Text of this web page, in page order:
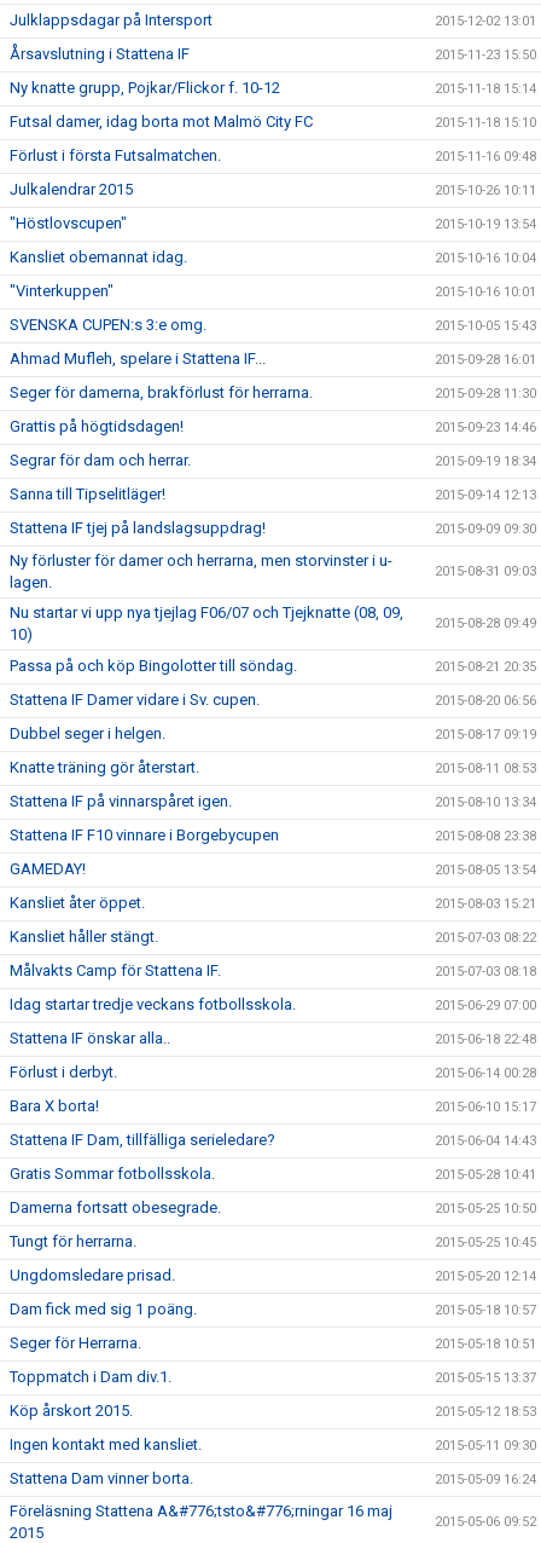
Julklappsdagar på Intersport 2015-12-02 13:01
Årsavslutning i Stattena IF 2015-11-23 15:50
Ny knatte grupp, Pojkar/Flickor f. 10-12 2015-11-18 15:14
Futsal damer, idag borta mot Malmö City FC 2015-11-18 15:10
Förlust i första Futsalmatchen. 2015-11-16 09:48
Julkalendrar 2015 2015-10-26 10:11
"Höstlovscupen" 2015-10-19 13:54
Kansliet obemannat idag. 2015-10-16 10:04
"Vinterkuppen" 2015-10-16 10:01
SVENSKA CUPEN:s 3:e omg. 2015-10-05 15:43
Ahmad Mufleh, spelare i Stattena IF... 2015-09-28 16:01
Seger för damerna, brakförlust för herrarna. 2015-09-28 11:30
Grattis på högtidsdagen! 2015-09-23 14:46
Segrar för dam och herrar. 2015-09-19 18:34
Sanna till Tipselitläger! 2015-09-14 12:13
Stattena IF tjej på landslagsuppdrag! 2015-09-09 09:30
Ny förluster för damer och herrarna, men storvinster i u-
lagen.
2015-08-31 09:03
Nu startar vi upp nya tjejlag F06/07 och Tjejknatte (08, 09,
10)
2015-08-28 09:49
Passa på och köp Bingolotter till söndag. 2015-08-21 20:35
Stattena IF Damer vidare i Sv. cupen. 2015-08-20 06:56
Dubbel seger i helgen. 2015-08-17 09:19
Knatte träning gör återstart. 2015-08-11 08:53
Stattena IF på vinnarspåret igen. 2015-08-10 13:34
Stattena IF F10 vinnare i Borgebycupen 2015-08-08 23:38
GAMEDAY! 2015-08-05 13:54
Kansliet åter öppet. 2015-08-03 15:21
Kansliet håller stängt. 2015-07-03 08:22
Målvakts Camp för Stattena IF. 2015-07-03 08:18
Idag startar tredje veckans fotbollsskola. 2015-06-29 07:00
Stattena IF önskar alla.. 2015-06-18 22:48
Förlust i derbyt. 2015-06-14 00:28
Bara X borta! 2015-06-10 15:17
Stattena IF Dam, tillfälliga serieledare? 2015-06-04 14:43
Gratis Sommar fotbollsskola. 2015-05-28 10:41
Damerna fortsatt obesegrade. 2015-05-25 10:50
Tungt för herrarna. 2015-05-25 10:45
Ungdomsledare prisad. 2015-05-20 12:14
Dam fick med sig 1 poäng. 2015-05-18 10:57
Seger för Herrarna. 2015-05-18 10:51
Toppmatch i Dam div.1. 2015-05-15 13:37
Köp årskort 2015. 2015-05-12 18:53
Ingen kontakt med kansliet. 2015-05-11 09:30
Stattena Dam vinner borta. 2015-05-09 16:24
Föreläsning Stattena A&#776;tsto&#776;rningar 16 maj
2015
2015-05-06 09:52